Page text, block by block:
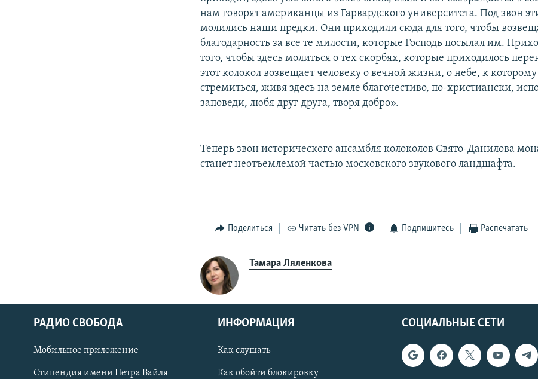
СОЦИАЛЬНЫЕ СЕТИ
нам говорят американцы из Гарвардского университета. Под звон
молились наши предки. Они приходили сюда для того, чтобы
благодарность за все те милости, которые Господь посылал им.
того, чтобы здесь молиться о тех скорбях, которые приходилось
этот колокол возвещает человеку о вечной жизни, о небе, к
стремиться, живя здесь на земле благочестиво, по-христиански,
заповеди, любя друг друга, творя добро».
Теперь звон исторического ансамбля колоколов Свято-Данилова
станет неотъемлемой частью московского звукового ландшафта.
Поделиться Читать без VPN Подпишитесь Распечатать
Тамара Ляленкова
СОЦИАЛЬНЫЕ СЕТИ
РАДИО СВОБОДА
Мобильное приложение
Стипендия имени Петра Вайля
ИНФОРМАЦИЯ
Как слушать
Как обойти блокировку